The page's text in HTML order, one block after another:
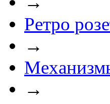
Ретро
→
→